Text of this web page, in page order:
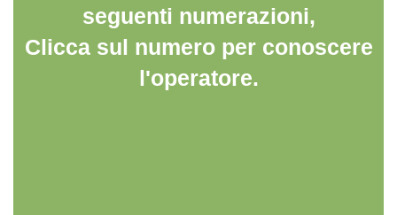
seguenti numerazioni,
Clicca sul numero per conoscere
l'operatore.